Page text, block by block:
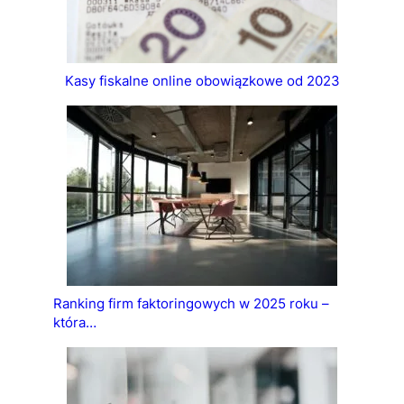
Kasy fiskalne online obowiązkowe od 2023
Ranking firm faktoringowych w 2025 roku –
która…